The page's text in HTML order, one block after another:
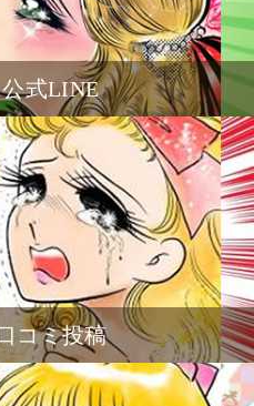
式LINE
コミ投稿